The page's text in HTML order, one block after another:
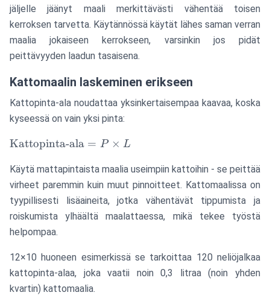
jäljelle jäänyt maali merkittävästi vähentää toisen
kerroksen tarvetta. Käytännössä käytät lähes saman verran
maalia jokaiseen kerrokseen, varsinkin jos pidät
peittävyyden laadun tasaisena.
Kattomaalin laskeminen erikseen
Kattopinta-ala noudattaa yksinkertaisempaa kaavaa, koska
kyseessä on vain yksi pinta:
\text{Kattopinta-
Kattopinta-ala = P × L
Käytä mattapintaista maalia useimpiin kattoihin - se peittää
virheet paremmin kuin muut pinnoitteet. Kattomaalissa on
tyypillisesti lisäaineita, jotka vähentävät tippumista ja
roiskumista ylhäältä maalattaessa, mikä tekee työstä
helpompaa.
12×10 huoneen esimerkissä se tarkoittaa 120 neliöjalkaa
kattopinta-alaa, joka vaatii noin 0,3 litraa (noin yhden
kvartin) kattomaalia.